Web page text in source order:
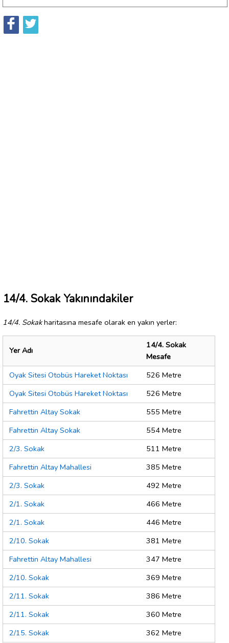
14/4. Sokak Yakınındakiler
14/4. Sokakharitasına mesafe olarak en yakın yerler:
Yer Adı
14/4. Sokak
Mesafe
Oyak Sitesi Otobüs Hareket Noktası
526 Metre
Oyak Sitesi Otobüs Hareket Noktası
526 Metre
Fahrettin Altay Sokak
555 Metre
Fahrettin Altay Sokak
554 Metre
2/3. Sokak
511 Metre
Fahrettin Altay Mahallesi
385 Metre
2/3. Sokak
492 Metre
2/1. Sokak
466 Metre
2/1. Sokak
446 Metre
2/10. Sokak
381 Metre
Fahrettin Altay Mahallesi
347 Metre
2/10. Sokak
369 Metre
2/11. Sokak
386 Metre
2/11. Sokak
360 Metre
2/15. Sokak
362 Metre